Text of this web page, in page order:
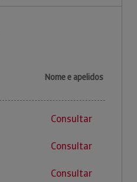
Nome e apelidos
Consultar
Consultar
Consultar